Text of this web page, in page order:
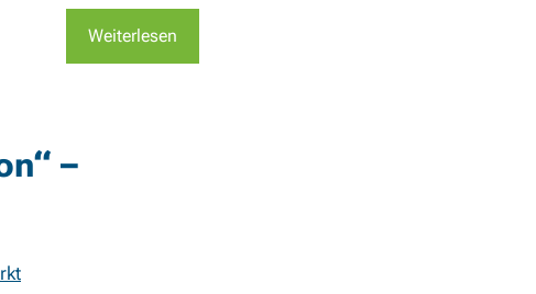
Weiterlesen
–